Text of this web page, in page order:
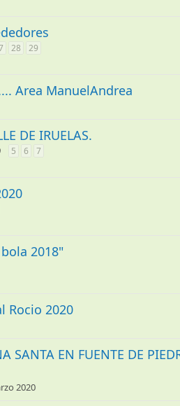
28 29
Area ManuelAndrea
DE IRUELAS.
5 6 7
2018"
Rocio 2020
SANTA EN FUENTE DE
2020